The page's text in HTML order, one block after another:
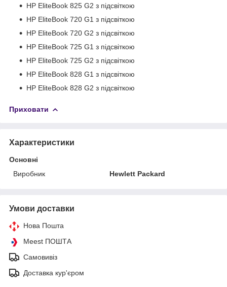
HP EliteBook 825 G2 з підсвіткою
HP EliteBook 720 G1 з підсвіткою
HP EliteBook 720 G2 з підсвіткою
HP EliteBook 725 G1 з підсвіткою
HP EliteBook 725 G2 з підсвіткою
HP EliteBook 828 G1 з підсвіткою
HP EliteBook 828 G2 з підсвіткою
Приховати
Характеристики
Основні
Виробник
Hewlett Packard
Умови доставки
Нова Пошта
Meest ПОШТА
Самовивіз
Доставка кур'єром